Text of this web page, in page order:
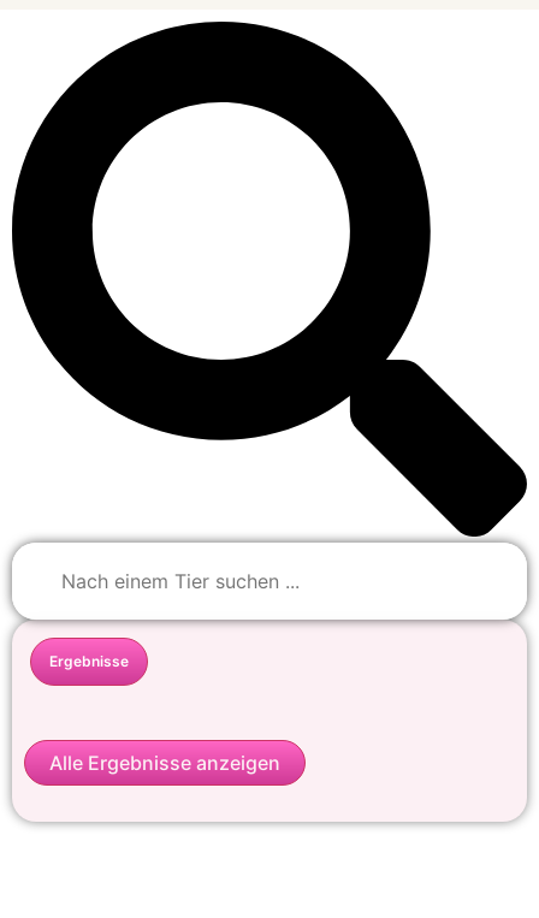
Ergebnisse
Alle Ergebnisse anzeigen